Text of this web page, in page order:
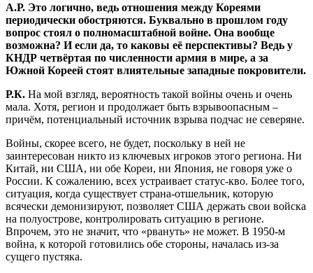
А.Р. Это логично, ведь отношения между Кореями
периодически обостряются. Буквально в прошлом году
вопрос стоял о полномасштабной войне. Она вообще
возможна? И если да, то каковы её перспективы? Ведь у
КНДР четвёртая по численности армия в мире, а за
Южной Кореей стоят влиятельные западные покровители.
Р.К. На мой взгляд, вероятность такой войны очень и очень
мала. Хотя, регион и продолжает быть взрывоопасным –
причём, потенциальный источник взрыва подчас не северяне.
Войны, скорее всего, не будет, поскольку в ней не
заинтересован никто из ключевых игроков этого региона. Ни
Китай, ни США, ни обе Кореи, ни Япония, не говоря уже о
России. К сожалению, всех устраивает статус-кво. Более того,
ситуация, когда существует страна-отшельник, которую
всячески демонизируют, позволяет США держать свои войска
на полуострове, контролировать ситуацию в регионе.
Впрочем, это не значит, что «рвануть» не может. В 1950-м
война, к которой готовились обе стороны, началась из-за
сущего пустяка.